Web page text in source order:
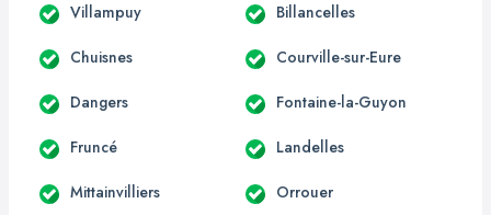
Villampuy Billancelles
Chuisnes Courville-sur-Eure
Dangers Fontaine-la-Guyon
Fruncé Landelles
Mittainvilliers Orrouer